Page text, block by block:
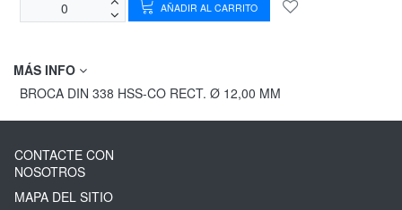
AÑADIR AL CARRITO
MÁS INFO
BROCA DIN 338 HSS-CO RECT. Ø 12,00 MM
CONTACTE CON
NOSOTROS
MAPA DEL SITIO